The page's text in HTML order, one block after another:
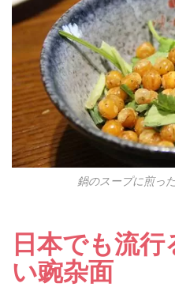
鍋のスープに煎っ
日本でも流
い豌杂面